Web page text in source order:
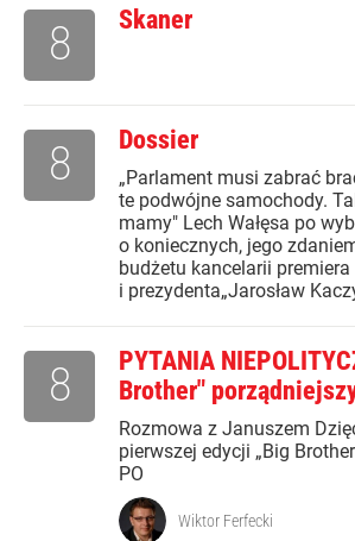
Skaner
8
Dossier
„Parlament musi zabrać
te podwójne samochody.
mamy" Lech Wałęsa po
o koniecznych, jego
budżetu kancelarii premiera
i prezydenta„Jarosław
8
PYTANIA
Brother"
Rozmowa z Januszem
pierwszej edycji „Big
PO
8
Wiktor Ferfecki